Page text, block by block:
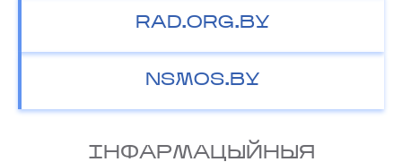
RAD.ORG.BY
NSMOS.BY
IНФАРМАЦЫЙНЫЯ